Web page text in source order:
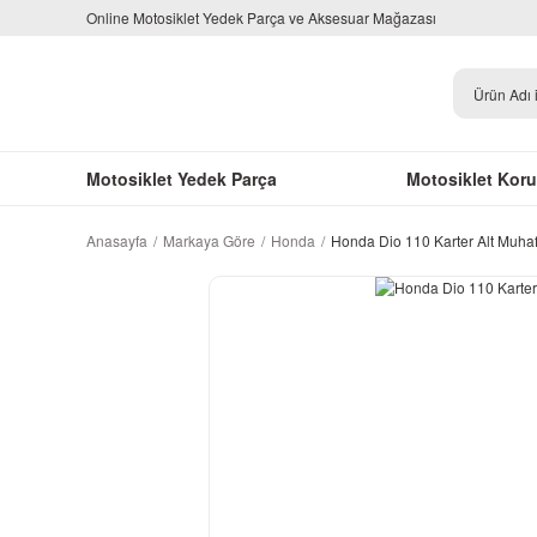
Online Motosiklet Yedek Parça ve Aksesuar Mağazası
Motosiklet Yedek Parça Motosiklet
Anasayfa Markaya Göre Honda Honda Dio 110 Karter Alt